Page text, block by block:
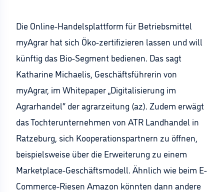
Die Online-Handelsplattform für Betriebsmittel
myAgrar hat sich Öko-zertifizieren lassen und will
künftig das Bio-Segment bedienen. Das sagt
Katharine Michaelis, Geschäftsführerin von
myAgrar, im Whitepaper „Digitalisierung im
Agrarhandel“ der agrarzeitung (az). Zudem erwägt
das Tochterunternehmen von ATR Landhandel in
Ratzeburg, sich Kooperationspartnern zu öffnen,
beispielsweise über die Erweiterung zu einem
Marketplace-Geschäftsmodell. Ähnlich wie beim E-
Commerce-Riesen Amazon könnten dann andere